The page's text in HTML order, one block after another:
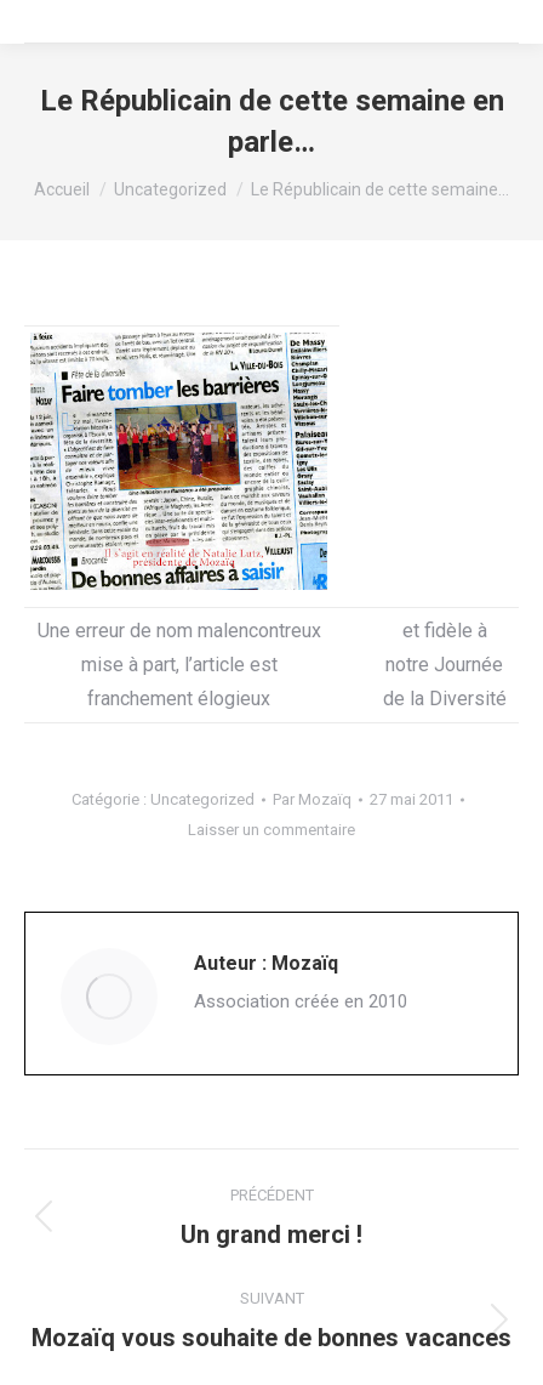
Le Républicain de cette semaine en
parle…
Vous êtes ici :
Accueil Uncategorized Le Républicain de cette semaine…
Une erreur de nom malencontreux
mise à part, l’article est
franchement élogieux
et fidèle à
notre Journée
de la Diversité
Catégorie : Uncategorized Par Mozaïq
27 mai 2011
Laisser un commentaire
Auteur : Mozaïq
Association créée en 2010
article
PRÉCÉDENT
Article
:
Un grand merci !
SUIVANT
Article
Mozaïq vous souhaite de bonnes vacances